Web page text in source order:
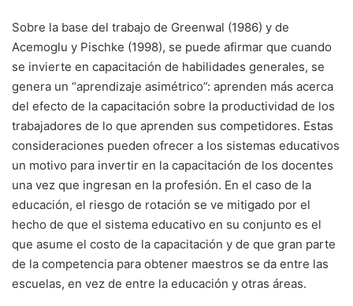
Sobre la base del trabajo de Greenwal (1986) y de
Acemoglu y Pischke (1998), se puede afirmar que cuando
se invierte en capacitación de habilidades generales, se
genera un “aprendizaje asimétrico”: aprenden más acerca
del efecto de la capacitación sobre la productividad de los
trabajadores de lo que aprenden sus competidores. Estas
consideraciones pueden ofrecer a los sistemas educativos
un motivo para invertir en la capacitación de los docentes
una vez que ingresan en la profesión. En el caso de la
educación, el riesgo de rotación se ve mitigado por el
hecho de que el sistema educativo en su conjunto es el
que asume el costo de la capacitación y de que gran parte
de la competencia para obtener maestros se da entre las
escuelas, en vez de entre la educación y otras áreas.